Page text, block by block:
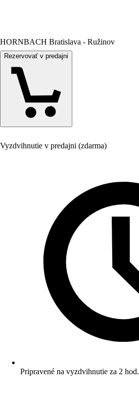
HORNBACH Bratislava - Ružinov
Rezervovať v predajni
Vyzdvihnutie v predajni (zdarma)
Pripravené na vyzdvihnutie za 2 hod.